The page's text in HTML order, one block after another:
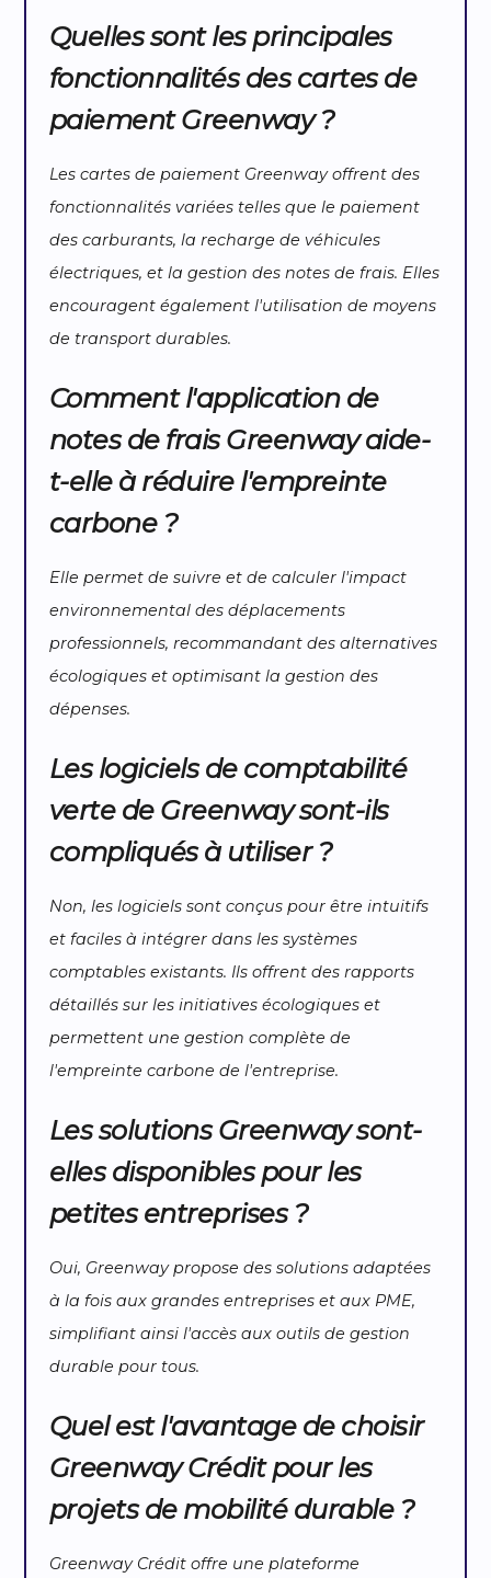
Quelles sont les principales
fonctionnalités des cartes de
paiement Greenway ?
Les cartes de paiement Greenway offrent des
fonctionnalités variées telles que le paiement
des carburants, la recharge de véhicules
électriques, et la gestion des notes de frais. Elles
encouragent également l'utilisation de moyens
de transport durables.
Comment l'application de
notes de frais Greenway aide-
t-elle à réduire l'empreinte
carbone ?
Elle permet de suivre et de calculer l'impact
environnemental des déplacements
professionnels, recommandant des alternatives
écologiques et optimisant la gestion des
dépenses.
Les logiciels de comptabilité
verte de Greenway sont-ils
compliqués à utiliser ?
Non, les logiciels sont conçus pour être intuitifs
et faciles à intégrer dans les systèmes
comptables existants. Ils offrent des rapports
détaillés sur les initiatives écologiques et
permettent une gestion complète de
l'empreinte carbone de l'entreprise.
Les solutions Greenway sont-
elles disponibles pour les
petites entreprises ?
Oui, Greenway propose des solutions adaptées
à la fois aux grandes entreprises et aux PME,
simplifiant ainsi l'accès aux outils de gestion
durable pour tous.
Quel est l'avantage de choisir
Greenway Crédit pour les
projets de mobilité durable ?
Greenway Crédit offre une plateforme